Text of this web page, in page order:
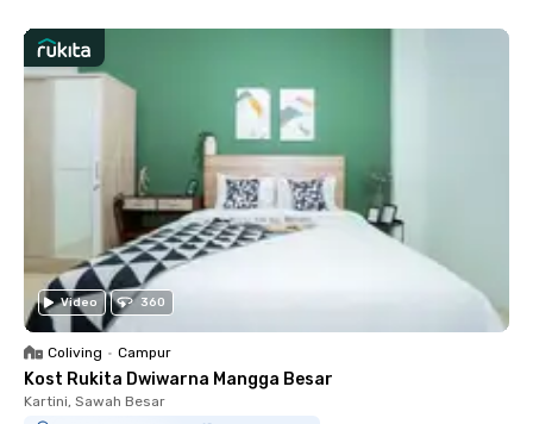
Video 360
Coliving • Campur
Kost Rukita Dwiwarna Mangga Besar
Kartini, Sawah Besar